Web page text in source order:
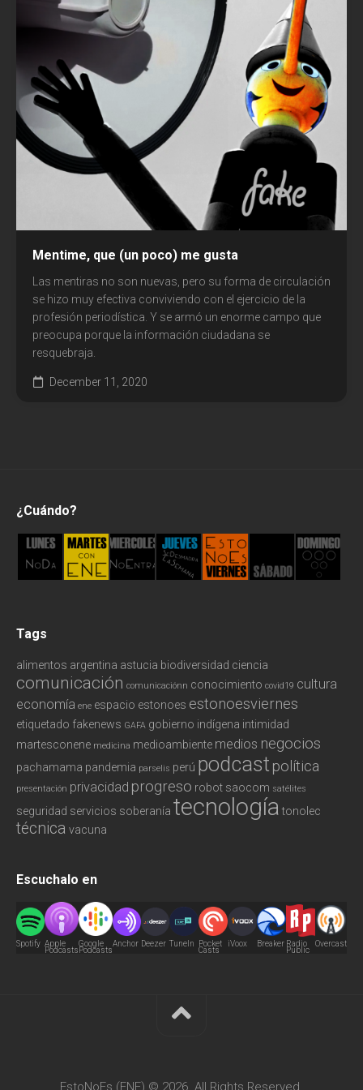
Comunicación
Cultura
Diseño
Ecología
Economía
Libros
Medicina
Medios
Podcast
Mentime, que (un poco) me gusta
Las mentiras no son nuevas, pero su forma de circulación
se hizo muy efectiva conviviendo con el ejercicio de la
profesión periodística. Y se armó un enorme campo que
preocupa porque la información ciudadana se
resquebraja.
December 11, 2020
¿Cuándo?
Tags
alimentos argentina astucia biodiversidad ciencia
comunicación comunicaciónn conocimiento covid19 cultura
economía ene espacio estonoes estonoesviernes
etiquetado fakenews GAFA gobierno indígena intimidad
martesconene medicina medioambiente medios negocios
pachamama pandemia parselis perú podcast política
presentación privacidad progreso robot saocom satélites
seguridad servicios soberanía tecnología tonolec
técnica vacuna
Escuchalo en
Spotify Apple
Podcasts
Google
Podcasts
Anchor Deezer TuneIn Pocket
Casts
iVoox Breaker Radio
Public
Overcast
EstoNoEs (ENE) © 2026. All Rights Reserved.